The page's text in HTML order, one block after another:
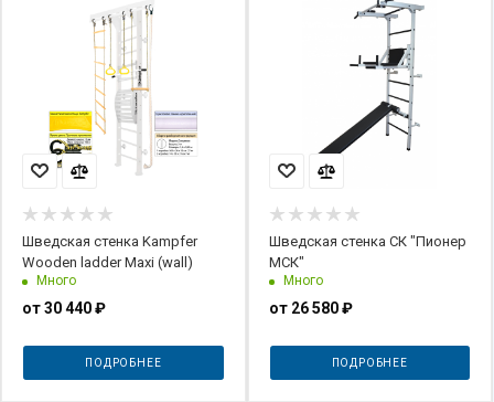
Шведская стенка Kampfer
Wooden ladder Maxi (wall)
Много
от30 440 ₽
ПОДРОБНЕЕ
Шведская стенка СК "Пионер
МСК"
Много
от 26 580 ₽
ПОДРОБНЕЕ